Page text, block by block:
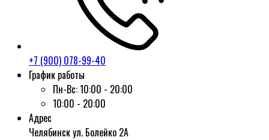
+7 (900) 078-99-40
График работы
Пн-Вс:10:00 - 20:00
10:00 - 20:00
Адрес
Челябинск ул. Болейко 2А